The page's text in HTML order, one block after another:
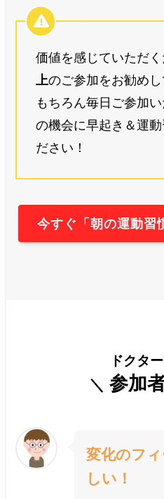
価値を感じていただ
上のご参加をお勧めし
もちろん毎日ご参加
の機会に早起き＆運
ださい！
今すぐ「朝の運動習
ドクタ
＼ 参加
変化のフ
しい！